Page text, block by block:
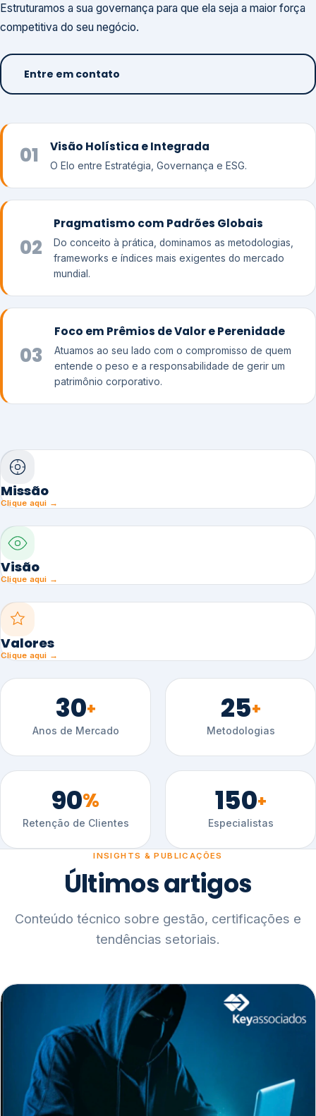
Estruturamos a sua governança para que ela seja a maior força
competitiva do seu negócio.
Entre em contato
01 Visão Holística e Integrada
O Elo entre Estratégia, Governança e ESG.
02
Pragmatismo com Padrões Globais
Do conceito à prática, dominamos as metodologias,
frameworks e índices mais exigentes do mercado
mundial.
03
Foco em Prêmios de Valor e Perenidade
Atuamos ao seu lado com o compromisso de quem
entende o peso e a responsabilidade de gerir um
patrimônio corporativo.
Missão
Clique aqui →
Visão
Clique aqui →
Valores
Clique aqui →
30+
Anos de Mercado
25+
Metodologias
90%
Retenção de Clientes
150+
Especialistas
INSIGHTS & PUBLICAÇÕES
Últimos artigos
Conteúdo técnico sobre gestão, certificações e
tendências setoriais.